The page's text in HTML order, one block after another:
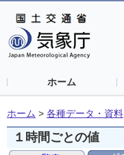
ホーム
ホーム > 各種データ・資料
１時間ごとの値